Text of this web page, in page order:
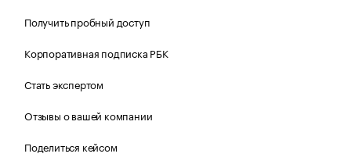
Получить пробный доступ
Корпоративная подписка РБК
Стать экспертом
Отзывы о вашей компании
Поделиться кейсом